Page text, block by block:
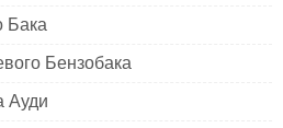
Бака
Бензобака
Ауди